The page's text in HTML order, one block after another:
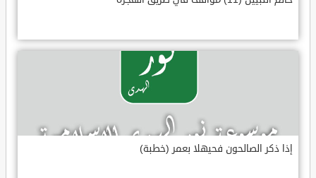
إذا ذكر الصالحون فحيهلا بعمر (خطبة)